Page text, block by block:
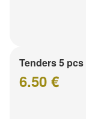
Tenders 5 pcs
6.50 €